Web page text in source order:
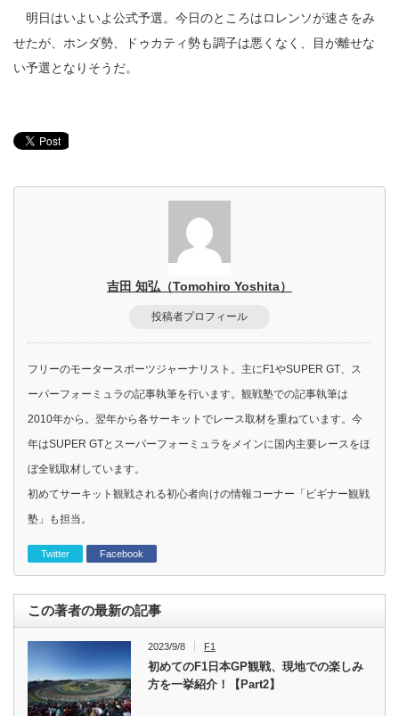
明日はいよいよ公式予選。今日のところはロレンソが速さをみ
せたが、ホンダ勢、ドゥカティ勢も調子は悪くなく、目が離せな
い予選となりそうだ。
吉田 知弘（Tomohiro Yoshita）
投稿者プロフィール
フリーのモータースポーツジャーナリスト。主にF1やSUPER GT、ス
ーパーフォーミュラの記事執筆を行います。観戦塾での記事執筆は
2010年から。翌年から各サーキットでレース取材を重ねています。今
年はSUPER GTとスーパーフォーミュラをメインに国内主要レースをほ
ぼ全戦取材しています。
初めてサーキット観戦される初心者向けの情報コーナー「ビギナー観戦
塾」も担当。
Twitter Facebook
この著者の最新の記事
2023/9/8 F1
初めてのF1日本GP観戦、現地での楽しみ
方を一挙紹介！【Part2】